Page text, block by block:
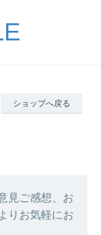
ショップへ戻る
見ご感想、お
りお気軽にお